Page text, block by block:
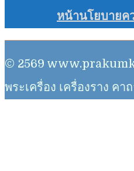
หน้านโยบายค
© 2569
พระเครื่อง เครื่องราง คา